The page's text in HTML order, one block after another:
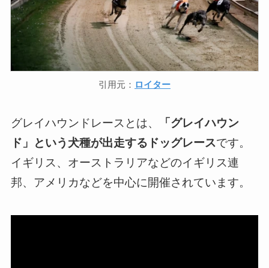
引用元： ロイター
グレイハウンドレースとは、
「グレイハウン
ド」という犬種が出走するドッグレースです。
イギリス、オーストラリアなどのイギリス連
邦、アメリカなどを中心に開催されています。